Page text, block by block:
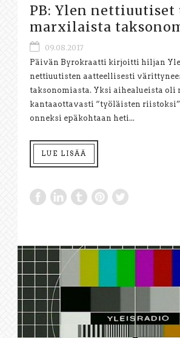
PB: Ylen nettiuutiset
marxilaista
09.08.2017
Päivän Byrokraatti kirjoitti hiljan
nettiuutisten aatteellisesti
taksonomiasta. Yksi aihealueista oli
kantaaottavasti “työläisten
onneksi epäkohtaan heti...
LUE LISÄÄ